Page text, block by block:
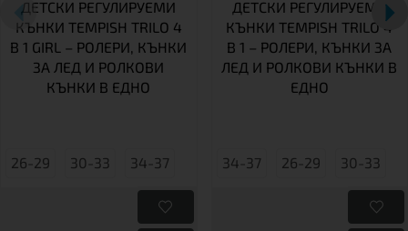
ДЕТСКИ РЕГУЛИРУЕМИ
КЪНКИ TEMPISH TRILO 4
В 1 GIRL – РОЛЕРИ, КЪНКИ
ЗА ЛЕД И РОЛКОВИ
КЪНКИ В ЕДНО
26-29 30-33 34-37
ДЕТСКИ РЕГУЛИРУЕМИ
КЪНКИ TEMPISH TRILO 4
В 1 – РОЛЕРИ, КЪНКИ ЗА
ЛЕД И РОЛКОВИ КЪНКИ В
ЕДНО
34-37 26-29 30-33